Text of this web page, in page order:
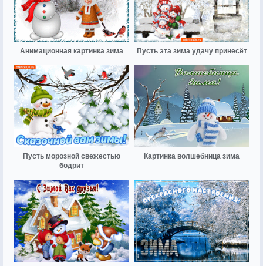
Анимационная картинка зима Пусть эта зима удачу принесёт
Пусть морозной свежестью
бодрит
Картинка волшебница зима